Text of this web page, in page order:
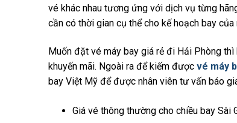
vé khác nhau tương ứng với dịch vụ từng
cần có thời gian cụ thể cho kế hoạch bay của
Muốn đặt vé máy bay giá rẻ đi Hải Phòng
khuyến mãi. Ngoài ra để kiếm được vé máy
bay Việt Mỹ để được nhân viên tư vấn báo
Giá vé thông thường cho chiều bay